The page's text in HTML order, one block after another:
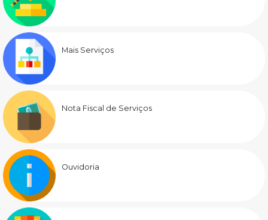
Mais Serviços
Nota Fiscal de Serviços
Ouvidoria